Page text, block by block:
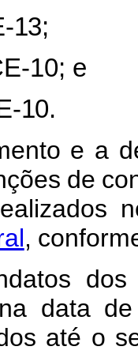
13;
10; e
10.
e a
de
,
dos
data
até o